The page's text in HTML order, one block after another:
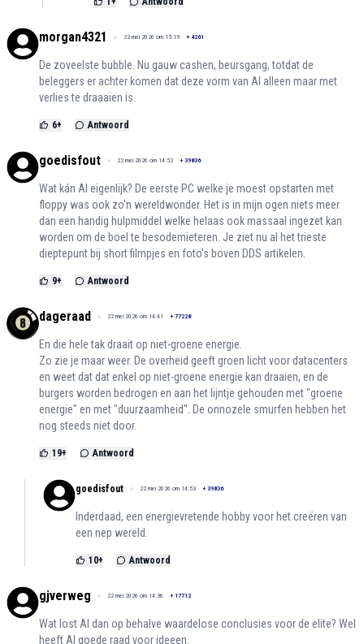
morgan4321 22 mei 2026 om 15:19 + 4261
De zoveelste bubble. Nu gauw cashen, beursgang, totdat de
beleggers er achter komen dat deze vorm van AI alleen maar met
verlies te draaaien is.
6+ Antwoord
goedisfout 22 mei 2026 om 14:52 + 39836
Wat kán AI eigenlijk? De eerste PC welke je moest opstarten met
floppy was ook zo'n wereldwonder. Het is in mijn ogen niets meer
dan een handig hulpmiddel welke helaas ook massaal ingezet kan
worden om de boel te besodemieteren. Je ziet nu al het trieste
dieptepunt bij short filmpjes en foto's boven DDS artikelen.
9+ Antwoord
dageraad 22 mei 2026 om 14:41 + 77228
En die hele tak draait op niet-groene energie.
Zo zie je maar weer. De overheid geeft groen licht voor datacenters
en weet dat dat enkel op niet-groene energie kan draaien, en de
burgers worden bedrogen en aan het lijntje gehouden met "groene
energie" en met "duurzaamheid". De onnozele smurfen hebben het
nog steeds niet door.
19+ Antwoord
goedisfout 22 mei 2026 om 14:53 + 39836
Inderdaad, een energievretende hobby voor het creëren van
een nep wereld.
10+ Antwoord
gjverweg 22 mei 2026 om 14:36 + 17712
Wat lost AI dan op behalve waardelose conclusies voor de elite? Wel
heeft AI goede raad voor ideeen.